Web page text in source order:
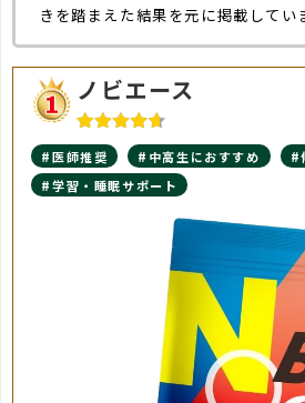
きを踏まえた結果を元に掲載してい
ノビエース
#医師推奨 #中高生におすすめ
#
#学習・睡眠サポート